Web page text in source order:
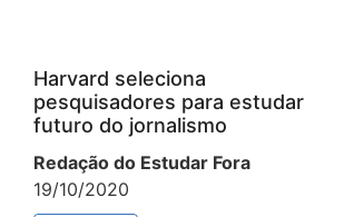
Harvard seleciona
pesquisadores para estudar
futuro do jornalismo
Redação do Estudar Fora
19/10/2020